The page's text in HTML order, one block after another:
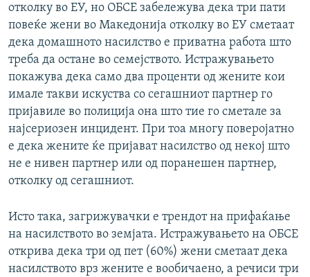
отколку во ЕУ, но ОБСЕ забележува дека три пати
повеќе жени во Македонија отколку во ЕУ сметаат
дека домашното насилство е приватна работа што
треба да остане во семејството. Истражувањето
покажува дека само два проценти од жените кои
имале такви искуства со сегашниот партнер го
пријавиле во полиција она што тие го сметале за
најсериозен инцидент. При тоа многу поверојатно
е дека жените ќе пријават насилство од некој што
не е нивен партнер или од поранешен партнер,
отколку од сегашниот.
Исто така, загрижувачки е трендот на прифаќање
на насилството во земјата. Истражувањето на ОБСЕ
открива дека три од пет (60%) жени сметаат дека
насилството врз жените е вообичаено, а речиси три